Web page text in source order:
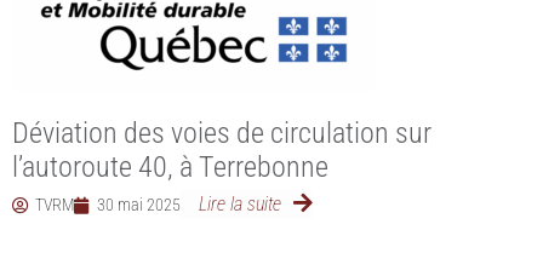
Déviation des voies de circulation sur
l’autoroute 40, à Terrebonne
TVRM 30 mai 2025 Lire la suite